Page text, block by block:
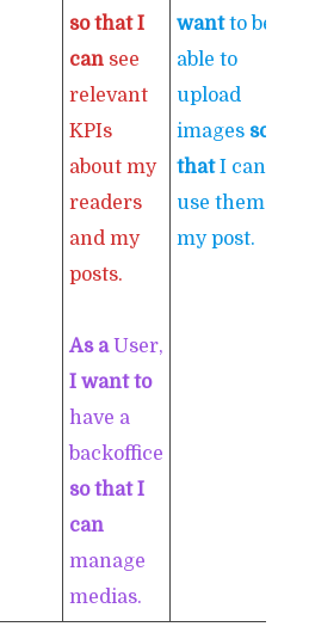
so that I
cansee
relevant
KPIs
about my
readers
and my
posts.
As aUser,
I want to
have a
backoffice
so that I
can
manage
medias.
wantto be
able to
upload
images so
thatI can
use them in
my post.